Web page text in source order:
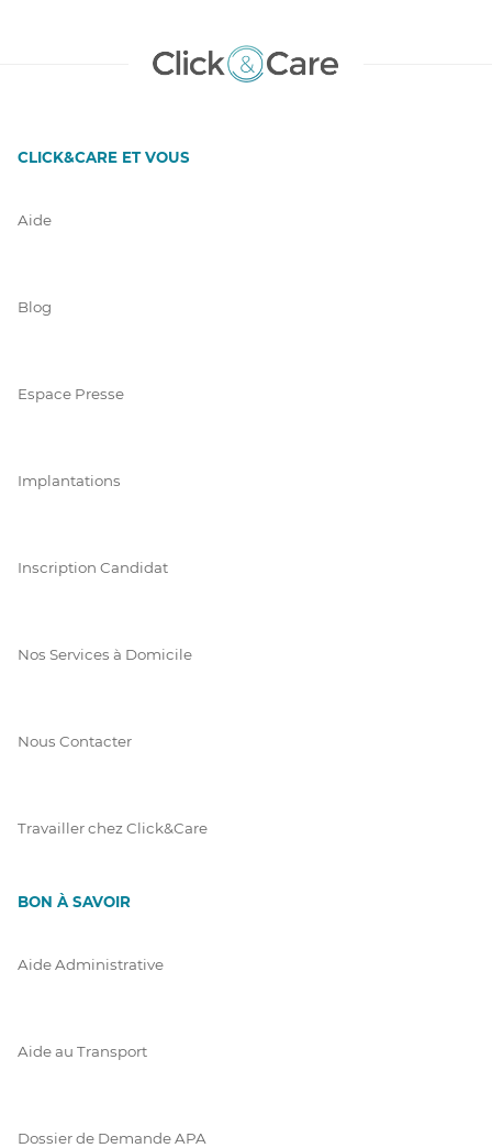
CLICK&CARE ET VOUS
Aide
Blog
Espace Presse
Implantations
Inscription Candidat
Nos Services à Domicile
Nous Contacter
Travailler chez Click&Care
BON À SAVOIR
Aide Administrative
Aide au Transport
Dossier de Demande APA